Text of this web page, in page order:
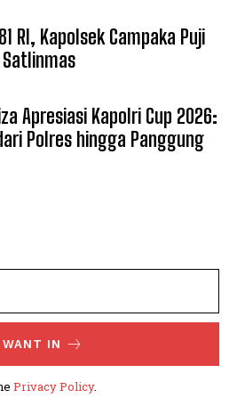
RI, Kapolsek Campaka Puji
Apresiasi Kapolri Cup 2026:
Polres hingga Panggung
WANT IN
Privacy Policy.